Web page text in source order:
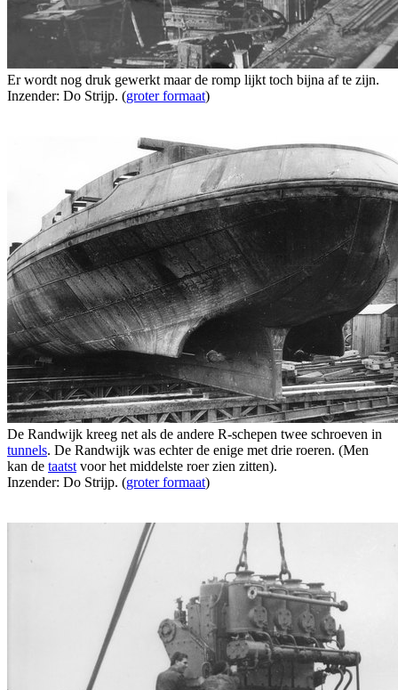
Er wordt nog druk gewerkt maar de romp lijkt toch bijna af te zijn.
Inzender: Do Strijp. (groter formaat)
De Randwijk kreeg net als de andere R-schepen twee schroeven in
tunnels. De Randwijk was echter de enige met drie roeren. (Men
kan de taatst voor het middelste roer zien zitten).
Inzender: Do Strijp. (groter formaat)